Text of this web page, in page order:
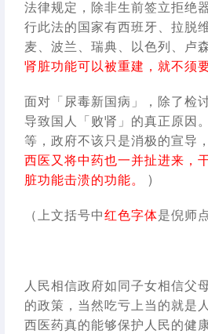
法律规定，除非生前签立拒绝
行此法的国家有西班牙、拉脱
麦、波兰、瑞典、以色列、卢
肾脏功能可以被重建，就不须
面对「尿毒新国病」，除了检
导致国人「败肾」的真正原因
等，政府不该只是消极的宣导
西医又将中药也一并扯进来，
脏功能击溃的功能。
)
（上文括号中红色字体是倪师
人民相信政府如同子女相信父
的政策，当然吃亏上当的就是
西医药真的能够保护人民的健